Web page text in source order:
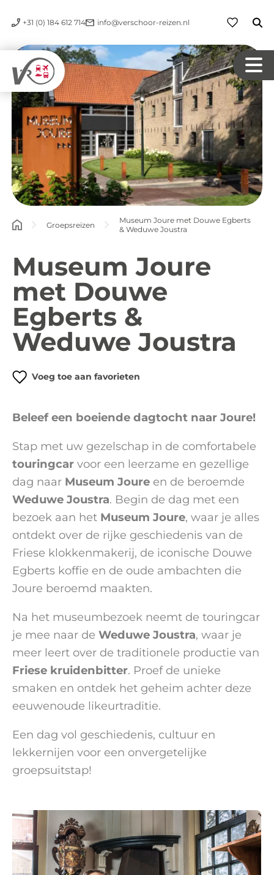
+31 (0) 184 612 714 info@verschoor-reizen.nl
Groepsreizen
Museum Joure met Douwe Egberts
& Weduwe Joustra
Museum Joure
met Douwe
Egberts &
Weduwe Joustra
Voeg toe aan favorieten
Beleef een boeiende dagtocht naar Joure!
Stap met uw gezelschap in de comfortabele
touringcar voor een leerzame en gezellige
dag naar Museum Joure en de beroemde
Weduwe Joustra. Begin de dag met een
bezoek aan het Museum Joure, waar je alles
ontdekt over de rijke geschiedenis van de
Friese klokkenmakerij, de iconische Douwe
Egberts koffie en de oude ambachten die
Joure beroemd maakten.
Na het museumbezoek neemt de touringcar
je mee naar deWeduwe Joustra, waar je
meer leert over de traditionele productie van
Friese kruidenbitter. Proef de unieke
smaken en ontdek het geheim achter deze
eeuwenoude likeurtraditie.
Een dag vol geschiedenis, cultuur en
lekkernijen voor een onvergetelijke
groepsuitstap!